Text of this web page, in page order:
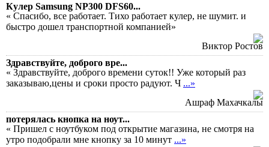
Кулер Samsung NP300 DFS60...
« Спасибо, все работает. Тихо работает кулер, не шумит. и
быстро дошел транспортной компанией»
Виктор Ростов
Здравствуйте, доброго вре...
« Здравствуйте, доброго времени суток!! Уже который раз
заказываю,цены и сроки просто радуют. Ч ...»
Ашраф Махачкалы
потерялась кнопка на ноут...
« Пришел с ноутбуком под открытие магазина, не смотря на
утро подобрали мне кнопку за 10 минут ...»